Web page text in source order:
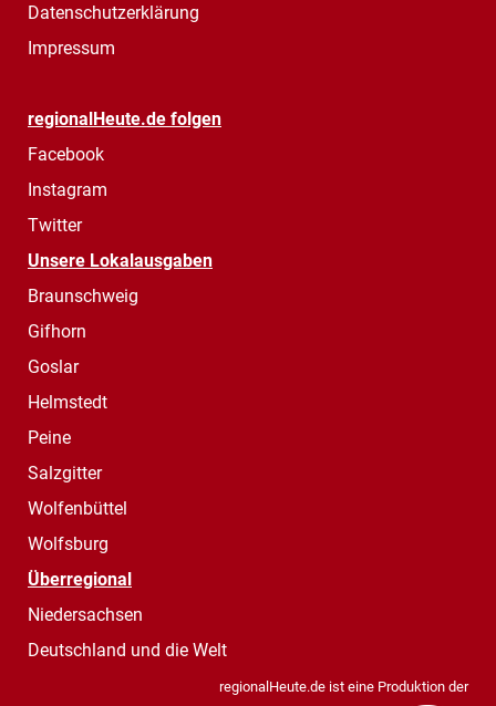
Datenschutzerklärung
Impressum
regionalHeute.de folgen
Facebook
Instagram
Twitter
Unsere Lokalausgaben
Braunschweig
Gifhorn
Goslar
Helmstedt
Peine
Salzgitter
Wolfenbüttel
Wolfsburg
Überregional
Niedersachsen
Deutschland und die Welt
regionalHeute.de ist eine Produktion der